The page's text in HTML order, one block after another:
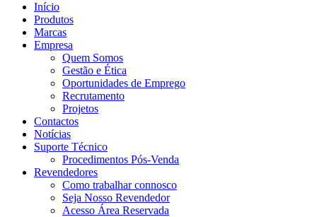
Início
Produtos
Marcas
Empresa
Quem Somos
Gestão e Ética
Oportunidades de Emprego
Recrutamento
Projetos
Contactos
Notícias
Suporte Técnico
Procedimentos Pós-Venda
Revendedores
Como trabalhar connosco
Seja Nosso Revendedor
Acesso Área Reservada